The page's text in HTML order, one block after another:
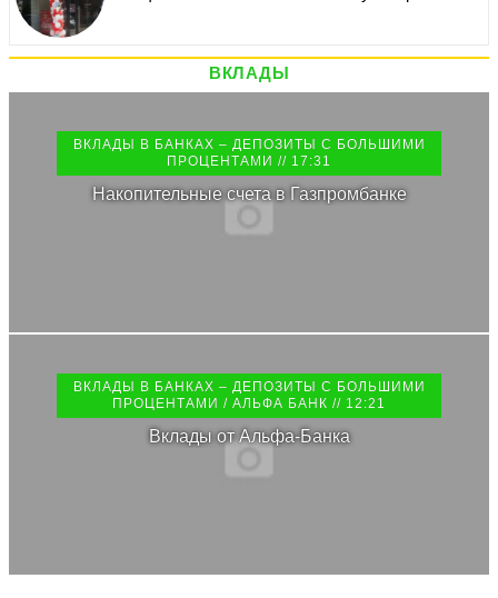
ВКЛАДЫ
ВКЛАДЫ В БАНКАХ – ДЕПОЗИТЫ С БОЛЬШИМИ
ПРОЦЕНТАМИ // 17:31
Накопительные счета в Газпромбанке
ВКЛАДЫ В БАНКАХ – ДЕПОЗИТЫ С БОЛЬШИМИ
ПРОЦЕНТАМИ / АЛЬФА БАНК // 12:21
Вклады от Альфа-Банка